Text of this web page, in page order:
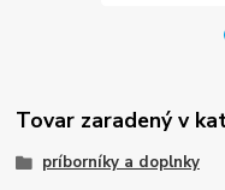
Tovar zaradený v
príborníky a doplnky